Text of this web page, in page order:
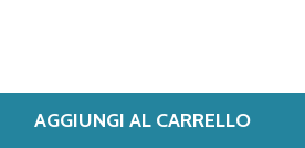
- PROTEZIONE INTENSIVA
EMOFORM - PROTEZIONE
AGGIUNGI AL CARRELLO